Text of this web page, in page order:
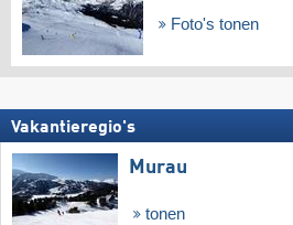
Foto's tonen
Vakantieregio's
Murau
tonen